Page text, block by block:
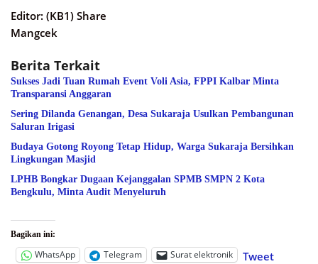
Editor: (KB1) Share
Mangcek
Berita Terkait
Sukses Jadi Tuan Rumah Event Voli Asia, FPPI Kalbar Minta
Transparansi Anggaran
Sering Dilanda Genangan, Desa Sukaraja Usulkan Pembangunan
Saluran Irigasi
Budaya Gotong Royong Tetap Hidup, Warga Sukaraja Bersihkan
Lingkungan Masjid
LPHB Bongkar Dugaan Kejanggalan SPMB SMPN 2 Kota
Bengkulu, Minta Audit Menyeluruh
Bagikan ini:
WhatsApp Telegram Surat elektronik Tweet